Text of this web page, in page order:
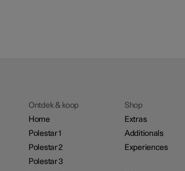
Ontdek & koop
Home
Polestar 1
Polestar 2
Polestar 3
Shop
Extras
Additionals
Experiences